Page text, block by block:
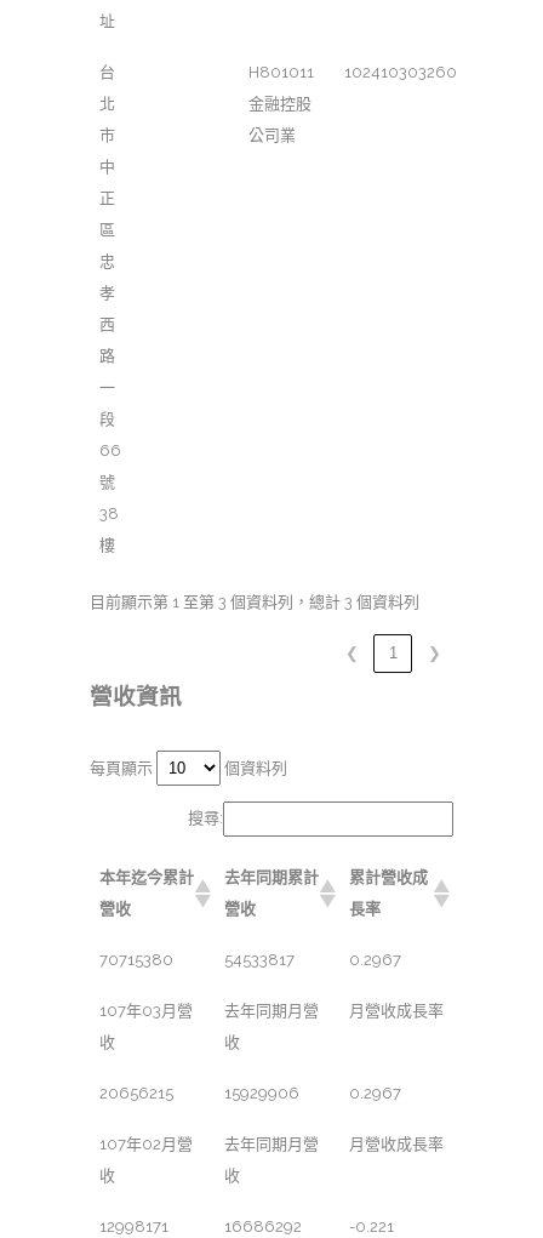
址
台
北
市
中
正
區
忠
孝
西
路
一
段
66
號
38
樓
H801011
金融控股
公司業
102410303260
目前顯示第 1 至第 3 個資料列，總計 3 個資料列
❮ 1 ❯
營收資訊
每頁顯示 個資料列
搜尋:
本年迄今累計
營收
去年同期累計
營收
累計營收成
長率
70715380 54533817 0.2967
107年03月營
收
去年同期月營
收
月營收成長率
20656215 15929906 0.2967
107年02月營
收
去年同期月營
收
月營收成長率
12998171 16686292 -0.221